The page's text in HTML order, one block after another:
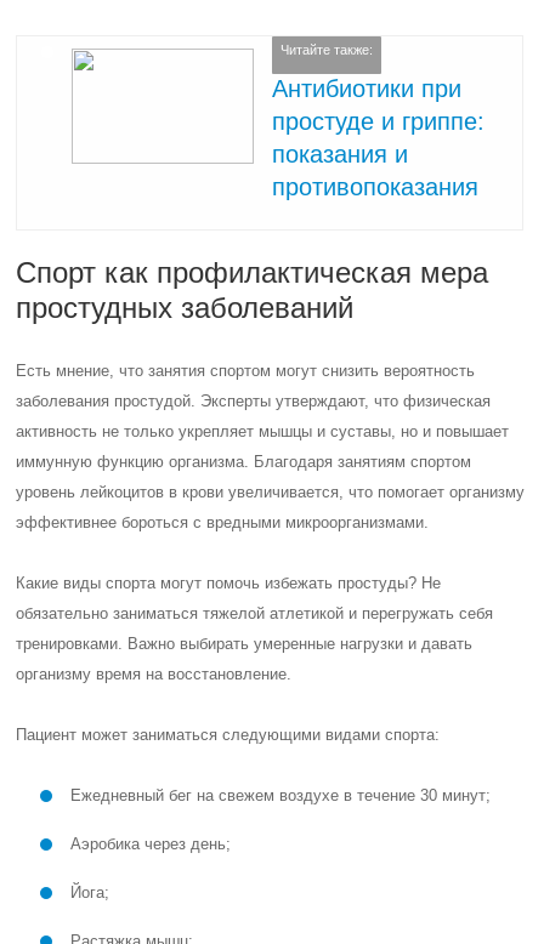
Читайте также:
Антибиотики при
простуде и гриппе:
показания и
противопоказания
Спорт как профилактическая мера
простудных заболеваний
Есть мнение, что занятия спортом могут снизить вероятность
заболевания простудой. Эксперты утверждают, что физическая
активность не только укрепляет мышцы и суставы, но и повышает
иммунную функцию организма. Благодаря занятиям спортом
уровень лейкоцитов в крови увеличивается, что помогает организму
эффективнее бороться с вредными микроорганизмами.
Какие виды спорта могут помочь избежать простуды? Не
обязательно заниматься тяжелой атлетикой и перегружать себя
тренировками. Важно выбирать умеренные нагрузки и давать
организму время на восстановление.
Пациент может заниматься следующими видами спорта:
Ежедневный бег на свежем воздухе в течение 30 минут;
Аэробика через день;
Йога;